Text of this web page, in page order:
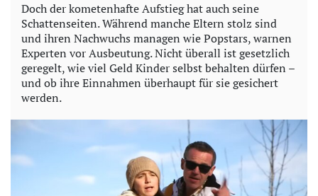
d
e
o
Doch der kometenhafte Aufstieg hat auch seine
Schattenseiten. Während manche Eltern stolz sind
und ihren Nachwuchs managen wie Popstars, warnen
Experten vor Ausbeutung. Nicht überall ist gesetzlich
geregelt, wie viel Geld Kinder selbst behalten dürfen –
und ob ihre Einnahmen überhaupt für sie gesichert
werden.